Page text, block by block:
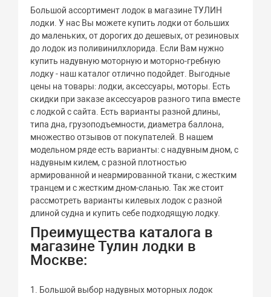
Большой ассортимент лодок в магазине ТУЛИН
лодки. У нас Вы можете купить лодки от больших
до маленьких, от дорогих до дешевых, от резиновых
до лодок из поливинилхлорида. Если Вам нужно
купить надувную моторную и моторно-гребную
лодку - наш каталог отлично подойдет. Выгодные
цены на товары: лодки, аксессуары, моторы. Есть
скидки при заказе аксессуаров разного типа вместе
с лодкой с сайта. Есть варианты разной длины,
типа дна, грузоподъемности, диаметра баллона,
множество отзывов от покупателей. В нашем
модельном ряде есть варианты: с надувным дном, с
надувным килем, с разной плотностью
армированной и неармированной ткани, с жестким
транцем и с жестким дном-сланью. Так же стоит
рассмотреть варианты килевых лодок с разной
длиной судна и купить себе подходящую лодку.
Преимущества каталога в
магазине Тулин лодки в
Москве:
1. Большой выбор надувных моторных лодок